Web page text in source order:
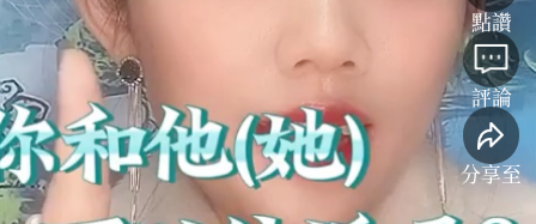
點讚
評論
分享至